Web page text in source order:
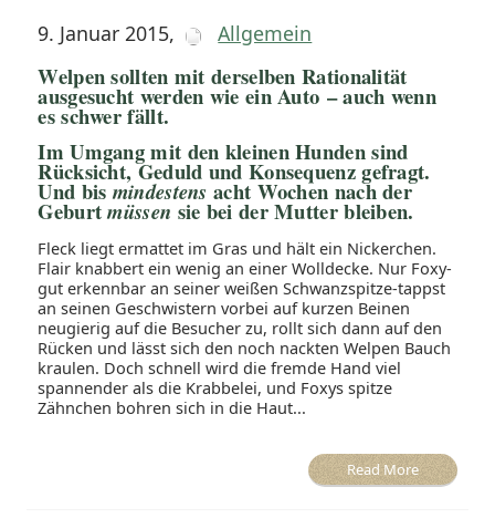
9. Januar 2015, Allgemein
Welpen sollten mit derselben Rationalität
ausgesucht werden wie ein Auto – auch wenn
es schwer fällt.
Im Umgang mit den kleinen Hunden sind
Rücksicht, Geduld und Konsequenz gefragt.
Und bis mindestens acht Wochen nach der
Geburtmüssen sie bei der Mutter bleiben.
Fleck liegt ermattet im Gras und hält ein Nickerchen.
Flair knabbert ein wenig an einer Wolldecke. Nur Foxy-
gut erkennbar an seiner weißen Schwanzspitze-tappst
an seinen Geschwistern vorbei auf kurzen Beinen
neugierig auf die Besucher zu, rollt sich dann auf den
Rücken und lässt sich den noch nackten Welpen Bauch
kraulen. Doch schnell wird die fremde Hand viel
spannender als die Krabbelei, und Foxys spitze
Zähnchen bohren sich in die Haut...
Read More